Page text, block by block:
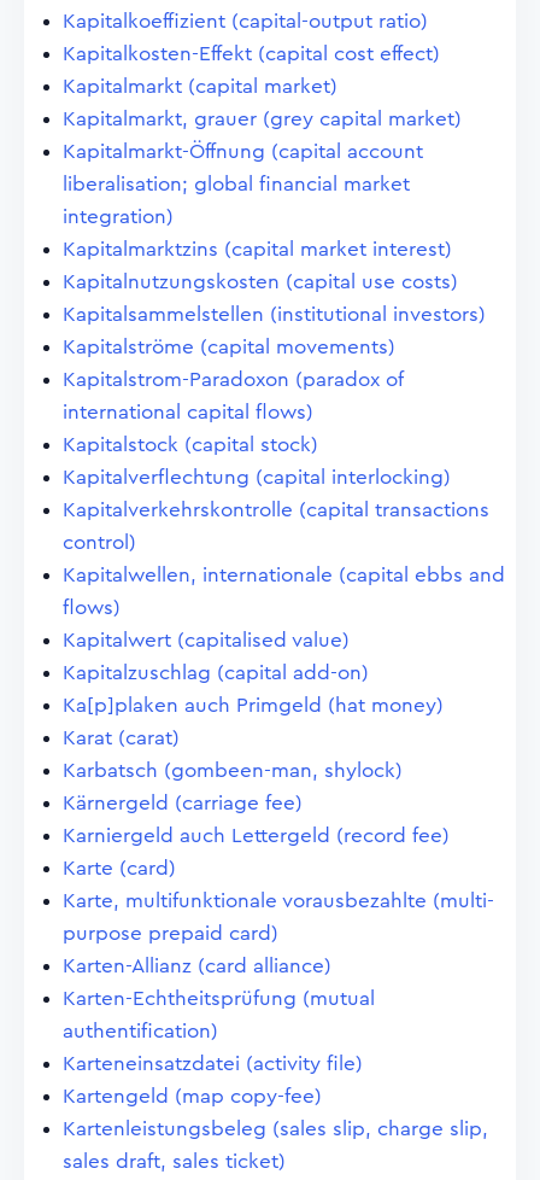
Kapitalkoeffizient (capital-output ratio)
Kapitalkosten-Effekt (capital cost effect)
Kapitalmarkt (capital market)
Kapitalmarkt, grauer (grey capital market)
Kapitalmarkt-Öffnung (capital account
liberalisation; global financial market
integration)
Kapitalmarktzins (capital market interest)
Kapitalnutzungskosten (capital use costs)
Kapitalsammelstellen (institutional investors)
Kapitalströme (capital movements)
Kapitalstrom-Paradoxon (paradox of
international capital flows)
Kapitalstock (capital stock)
Kapitalverflechtung (capital interlocking)
Kapitalverkehrskontrolle (capital transactions
control)
Kapitalwellen, internationale (capital ebbs and
flows)
Kapitalwert (capitalised value)
Kapitalzuschlag (capital add-on)
Ka[p]plaken auch Primgeld (hat money)
Karat (carat)
Karbatsch (gombeen-man, shylock)
Kärnergeld (carriage fee)
Karniergeld auch Lettergeld (record fee)
Karte (card)
Karte, multifunktionale vorausbezahlte (multi-
purpose prepaid card)
Karten-Allianz (card alliance)
Karten-Echtheitsprüfung (mutual
authentification)
Karteneinsatzdatei (activity file)
Kartengeld (map copy-fee)
Kartenleistungsbeleg (sales slip, charge slip,
sales draft, sales ticket)